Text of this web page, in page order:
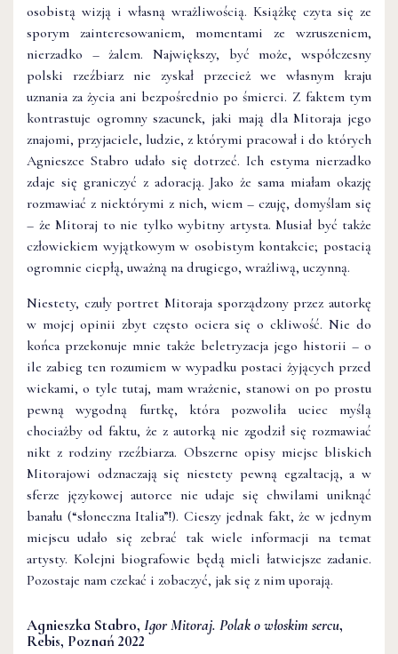
osobistą wizją i własną wrażliwością. Książkę czyta się ze
sporym zainteresowaniem, momentami ze wzruszeniem,
nierzadko – żalem. Największy, być może, współczesny
polski rzeźbiarz nie zyskał przecież we własnym kraju
uznania za życia ani bezpośrednio po śmierci. Z faktem tym
kontrastuje ogromny szacunek, jaki mają dla Mitoraja jego
znajomi, przyjaciele, ludzie, z którymi pracował i do których
Agnieszce Stabro udało się dotrzeć. Ich estyma nierzadko
zdaje się graniczyć z adoracją. Jako że sama miałam okazję
rozmawiać z niektórymi z nich, wiem – czuję, domyślam się
– że Mitoraj to nie tylko wybitny artysta. Musiał być także
człowiekiem wyjątkowym w osobistym kontakcie; postacią
ogromnie ciepłą, uważną na drugiego, wrażliwą, uczynną.
Niestety, czuły portret Mitoraja sporządzony przez autorkę
w mojej opinii zbyt często ociera się o ckliwość. Nie do
końca przekonuje mnie także beletryzacja jego historii – o
ile zabieg ten rozumiem w wypadku postaci żyjących przed
wiekami, o tyle tutaj, mam wrażenie, stanowi on po prostu
pewną wygodną furtkę, która pozwoliła uciec myślą
chociażby od faktu, że z autorką nie zgodził się rozmawiać
nikt z rodziny rzeźbiarza. Obszerne opisy miejsc bliskich
Mitorajowi odznaczają się niestety pewną egzaltacją, a w
sferze językowej autorce nie udaje się chwilami uniknąć
banału (“słoneczna Italia”!). Cieszy jednak fakt, że w jednym
miejscu udało się zebrać tak wiele informacji na temat
artysty. Kolejni biografowie będą mieli łatwiejsze zadanie.
Pozostaje nam czekać i zobaczyć, jak się z nim uporają.
Agnieszka Stabro, Igor Mitoraj. Polak o włoskim sercu,
Rebis, Poznań 2022